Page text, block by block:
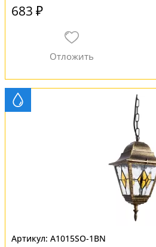
683 ₽
A1015SO-1BN